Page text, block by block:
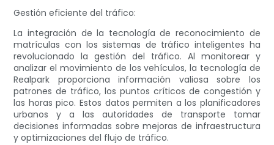
Gestión eficiente del tráfico:
La integración de la tecnología de reconocimiento de
matrículas con los sistemas de tráfico inteligentes ha
revolucionado la gestión del tráfico. Al monitorear y
analizar el movimiento de los vehículos, la tecnología de
Realpark proporciona información valiosa sobre los
patrones de tráfico, los puntos críticos de congestión y
las horas pico. Estos datos permiten a los planificadores
urbanos y a las autoridades de transporte tomar
decisiones informadas sobre mejoras de infraestructura
y optimizaciones del flujo de tráfico.